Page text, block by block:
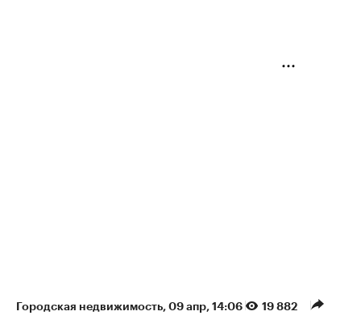
Городская недвижимость 09 апр, 14:06 19 882